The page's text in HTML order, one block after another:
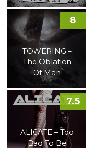
TOWERING –
The Oblation
Of Man
8
ALICATE – Too
Bad To Be
7.5